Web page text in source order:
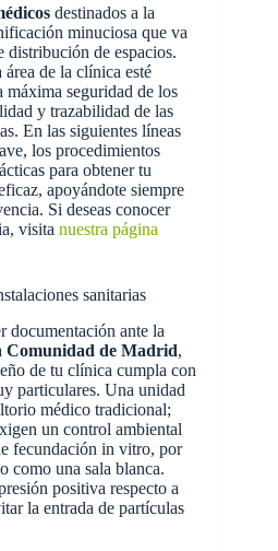
destinados a la
minuciosa que va
distribución de espacios.
área de la clínica esté
máxima seguridad de los
y trazabilidad de las
En las siguientes líneas
los procedimientos
para obtener tu
apoyándote siempre
Si deseas conocer
visita nuestra página
sanitarias
documentación ante la
Comunidad de Madrid,
de tu clínica cumpla con
particulares. Una unidad
médico tradicional;
un control ambiental
fecundación in vitro, por
como una sala blanca.
positiva respecto a
la entrada de partículas